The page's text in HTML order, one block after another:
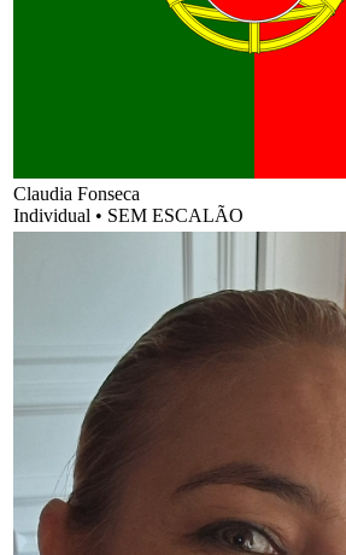
Claudia Fonseca
Individual • SEM ESCALÃO